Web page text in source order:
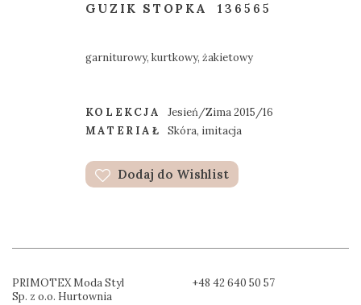
GUZIK STOPKA 136565
garniturowy, kurtkowy, żakietowy
KOLEKCJA
Jesień/Zima 2015/16
MATERIAŁ
Skóra, imitacja
Dodaj do Wishlist
PRIMOTEX Moda Styl
Sp. z o.o. Hurtownia
+48 42 640 50 57